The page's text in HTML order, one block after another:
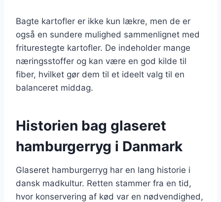
Bagte kartofler er ikke kun lækre, men de er
også en sundere mulighed sammenlignet med
friturestegte kartofler. De indeholder mange
næringsstoffer og kan være en god kilde til
fiber, hvilket gør dem til et ideelt valg til en
balanceret middag.
Historien bag glaseret
hamburgerryg i Danmark
Glaseret hamburgerryg har en lang historie i
dansk madkultur. Retten stammer fra en tid,
hvor konservering af kød var en nødvendighed,